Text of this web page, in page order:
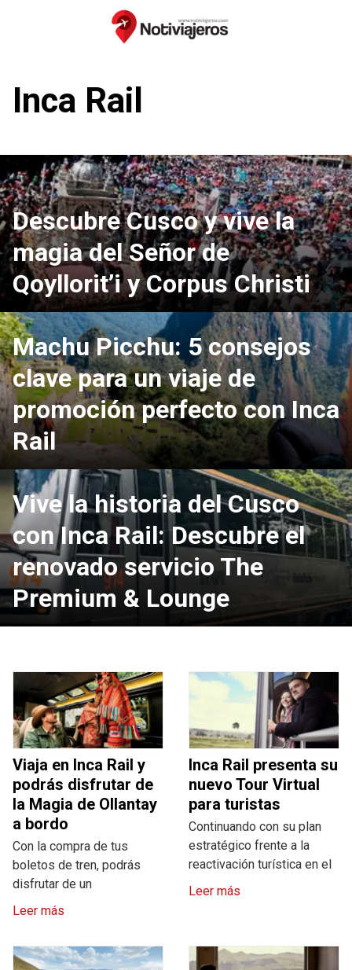
Inca Rail
Descubre Cusco y vive la
magia del Señor de
Qoyllorit’i y Corpus Christi
Machu Picchu: 5 consejos
clave para un viaje de
promoción perfecto con Inca
Rail
Vive la historia del Cusco
con Inca Rail: Descubre el
renovado servicio The
Premium & Lounge
Viaja en Inca Rail y
podrás disfrutar de
la Magia de Ollantay
a bordo
Con la compra de tus
boletos de tren, podrás
disfrutar de un
Leer más
Inca Rail presenta su
nuevo Tour Virtual
para turistas
Continuando con su plan
estratégico frente a la
reactivación turística en el
Leer más